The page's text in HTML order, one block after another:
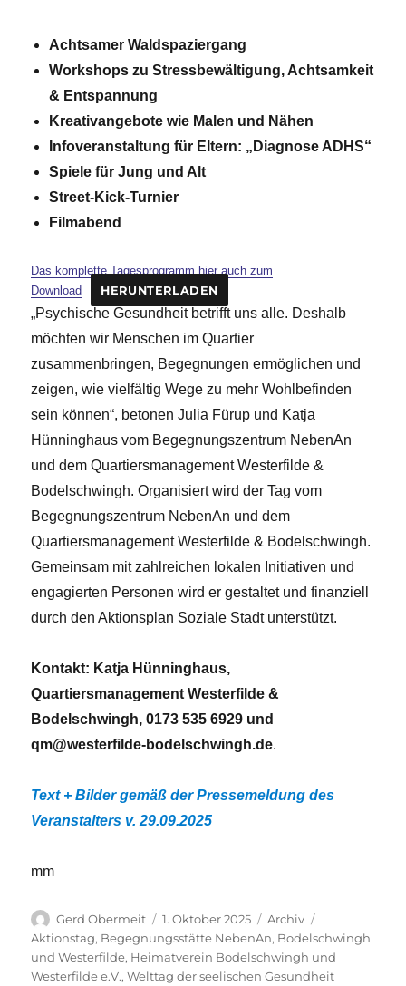
Achtsamer Waldspaziergang
Workshops zu Stressbewältigung, Achtsamkeit
& Entspannung
Kreativangebote wie Malen und Nähen
Infoveranstaltung für Eltern: „Diagnose ADHS“
Spiele für Jung und Alt
Street-Kick-Turnier
Filmabend
Das komplette Tagesprogramm hier auch zum
Download
HERUNTERLADEN
„Psychische Gesundheit betrifft uns alle. Deshalb
möchten wir Menschen im Quartier
zusammenbringen, Begegnungen ermöglichen und
zeigen, wie vielfältig Wege zu mehr Wohlbefinden
sein können“, betonen Julia Fürup und Katja
Hünninghaus vom Begegnungszentrum NebenAn
und dem Quartiersmanagement Westerfilde &
Bodelschwingh. Organisiert wird der Tag vom
Begegnungszentrum NebenAn und dem
Quartiersmanagement Westerfilde & Bodelschwingh.
Gemeinsam mit zahlreichen lokalen Initiativen und
engagierten Personen wird er gestaltet und finanziell
durch den Aktionsplan Soziale Stadt unterstützt.
Kontakt: Katja Hünninghaus,
Quartiersmanagement Westerfilde &
Bodelschwingh, 0173 535 6929 und
qm@westerfilde-bodelschwingh.de.
Text + Bilder gemäß der Pressemeldung des
Veranstalters v. 29.09.2025
mm
Autor
Gerd Obermeit
Veröffentlicht
am
1. Oktober 2025 Kategorien
Archiv
Aktionstag, Begegnungsstätte NebenAn, Bodelschwingh
und Westerfilde, Heimatverein Bodelschwingh und
Westerfilde e.V.,Welttag der seelischen Gesundheit